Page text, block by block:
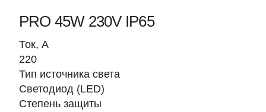
PRO 45W 230V IP65
Ток, A
220
Тип источника света
Светодиод (LED)
Степень защиты